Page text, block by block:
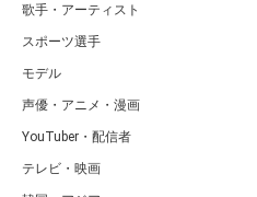
歌手・アーティスト
スポーツ選手
モデル
声優・アニメ・漫画
YouTuber・配信者
テレビ・映画